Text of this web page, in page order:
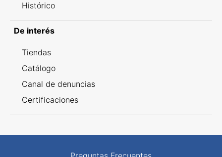
Histórico
De interés
Tiendas
Catálogo
Canal de denuncias
Certificaciones